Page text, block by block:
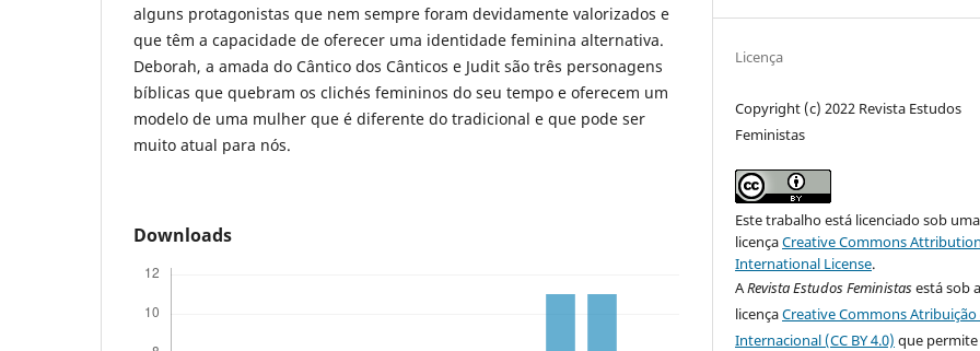
alguns protagonistas que nem sempre foram devidamente valorizados e
que têm a capacidade de oferecer uma identidade feminina alternativa.
Deborah, a amada do Cântico dos Cânticos e Judit são três personagens
bíblicas que quebram os clichés femininos do seu tempo e oferecem um
modelo de uma mulher que é diferente do tradicional e que pode ser
muito atual para nós.
Downloads
Licença
Copyright (c) 2022 Revista Estudos
Feministas
Este trabalho está licenciado sob uma
licençaCreative Commons
International License.
ARevista Estudos Feministasestá sob a
licençaCreative Commons Atribuição
Internacional (CC BY 4.0) que